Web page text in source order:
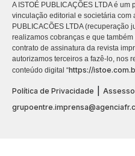
A ISTOÉ PUBLICAÇÕES LTDA é
vinculação editorial e societária com
PUBLICACÕES LTDA (recuperação
realizamos cobranças e que
contrato de assinatura da revista
autorizamos terceiros a fazê-lo, nos
conteúdo digital “https://
Política de Privacidade